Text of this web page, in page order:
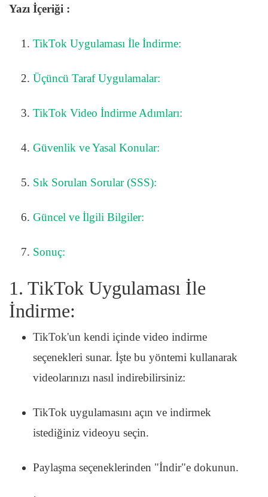
Yazı İçeriği :
TikTok Uygulaması İle İndirme:
Üçüncü Taraf Uygulamalar:
TikTok Video İndirme Adımları:
Güvenlik ve Yasal Konular:
Sık Sorulan Sorular (SSS):
Güncel ve İlgili Bilgiler:
Sonuç:
1. TikTok Uygulaması İle
İndirme:
TikTok'un kendi içinde video indirme
seçenekleri sunar. İşte bu yöntemi kullanarak
videolarınızı nasıl indirebilirsiniz:
TikTok uygulamasını açın ve indirmek
istediğiniz videoyu seçin.
Paylaşma seçeneklerinden "İndir"e dokunun.